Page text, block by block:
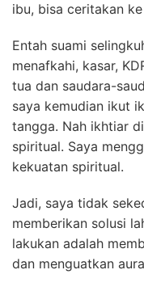
ibu, bisa ceritakan
Entah suami
menafkahi, kasar,
tua dan saudara-
saya kemudian ikut
tangga. Nah ikhtiar
spiritual. Saya
kekuatan spiritual.
Jadi, saya tidak
memberikan solusi
lakukan adalah
dan menguatkan